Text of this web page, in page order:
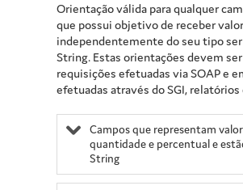
Orientação válida para qualquer
que possui objetivo de receber
independentemente do seu tipo
String. Estas orientações devem
requisições efetuadas via SOAP e
efetuadas através do SGI, relatórios
Campos que representam
quantidade e percentual e
String